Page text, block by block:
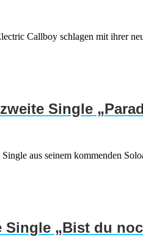
Callboy schlagen mit ihrer
Single
aus seinem kommenden
„Bist du